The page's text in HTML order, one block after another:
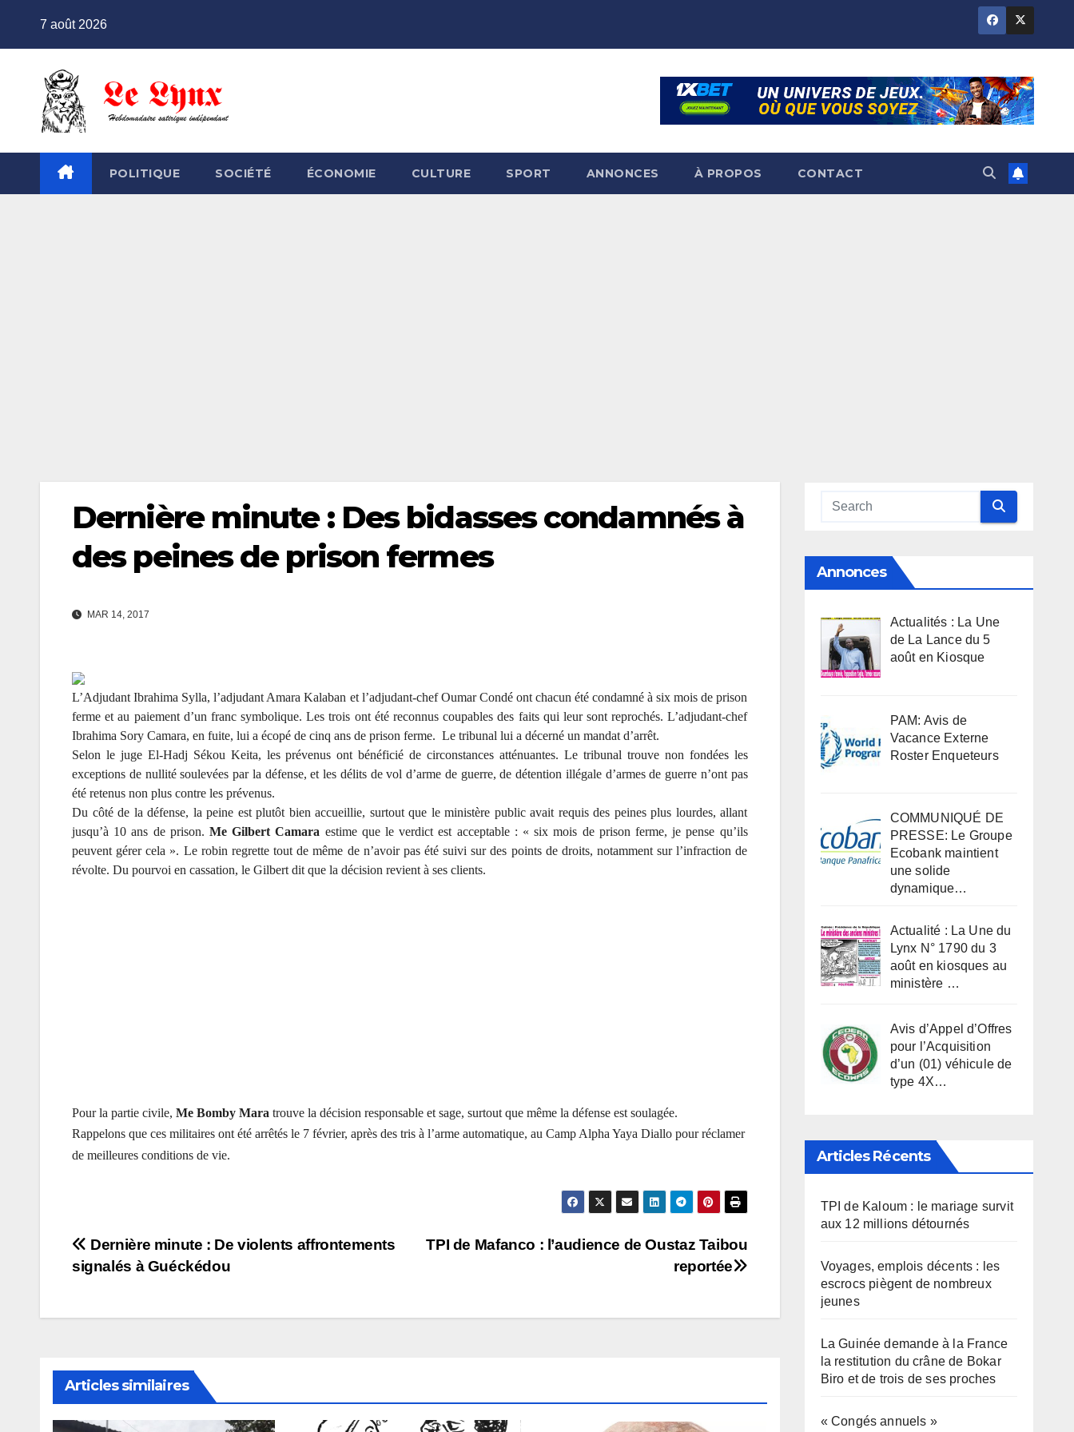
7 août 2026
POLITIQUE SOCIÉTÉ ÉCONOMIE CULTURE SPORT ANNONCES À PROPOS CONTACT
Dernière minute : Des bidasses condamnés à
des peines de prison fermes
MAR 14, 2017
L’Adjudant Ibrahima Sylla, l’adjudant Amara Kalaban et l’adjudant-chef Oumar Condé ont chacun été condamné à six mois de prison
ferme et au paiement d’un franc symbolique. Les trois ont été reconnus coupables des faits qui leur sont reprochés. L’adjudant-chef
Ibrahima Sory Camara, en fuite, lui a écopé de cinq ans de prison ferme. Le tribunal lui a décerné un mandat d’arrêt.
Selon le juge El-Hadj Sékou Keita, les prévenus ont bénéficié de circonstances atténuantes. Le tribunal trouve non fondées les
exceptions de nullité soulevées par la défense, et les délits de vol d’arme de guerre, de détention illégale d’armes de guerre n’ont pas
été retenus non plus contre les prévenus.
Du côté de la défense, la peine est plutôt bien accueillie, surtout que le ministère public avait requis des peines plus lourdes, allant
jusqu’à 10 ans de prison. Me Gilbert Camara estime que le verdict est acceptable : « six mois de prison ferme, je pense qu’ils
peuvent gérer cela ». Le robin regrette tout de même de n’avoir pas été suivi sur des points de droits, notamment sur l’infraction de
révolte. Du pourvoi en cassation, le Gilbert dit que la décision revient à ses clients.
Pour la partie civile, Me Bomby Mara trouve la décision responsable et sage, surtout que même la défense est soulagée.
Rappelons que ces militaires ont été arrêtés le 7 février, après des tris à l’arme automatique, au Camp Alpha Yaya Diallo pour réclamer
de meilleures conditions de vie.
Navigation
de
l’article
TPI de Mafanco : l’audience de Oustaz Taibou
reportée
Dernière minute : De violents affrontements
signalés à Guéckédou
Articles similaires
Annonces
Actualités : La Une
de La Lance du 5
août en Kiosque
PAM: Avis de
Vacance Externe
Roster Enqueteurs
COMMUNIQUÉ DE
PRESSE: Le Groupe
Ecobank maintient
une solide
dynamique…
Actualité : La Une du
Lynx N° 1790 du 3
août en kiosques au
ministère …
Avis d’Appel d’Offres
pour l’Acquisition
d’un (01) véhicule de
type 4X…
Articles Récents
TPI de Kaloum : le mariage survit
aux 12 millions détournés
Voyages, emplois décents : les
escrocs piègent de nombreux
jeunes
La Guinée demande à la France
la restitution du crâne de Bokar
Biro et de trois de ses proches
« Congés annuels »